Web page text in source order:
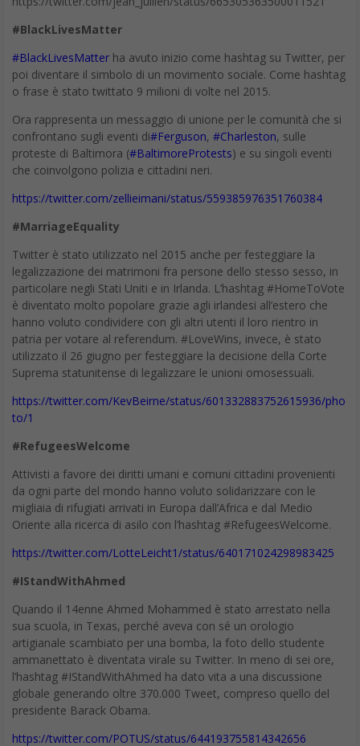
Le persone sono gli
ingredienti
dell’innovazione
DAFRANCESCO MARINO|6 DIC 2015|EVENTI DIGITALIC,TECH-
NEWS|
#SocialOrg Innovare significa mettere insieme:
integrare pensieri, suggestioni e dati molto diversi tra
Poche parole, l’innovazione si fa conversando. di
Alessandro Donadio* Quando si parla di processi di
innovazione quello che si evoca sempre è il momento
creativo, quello in cui la persona è attraversata dalla
scintilla e […]
#SocialOrg
Innovare significa mettere insieme: integrare pensieri,
emergere soluzioni impensabili prima. Poche parole,
l’innovazione si fa conversando.
di Alessandro Donadio *
Quando si parla di processi di innovazione quello che si evoca
attraversata dalla scintilla e vede finalmente ciò che altri non
vedono. Ma l’innovazione è qualcosa di ben diverso dal
spesso di una capacità di integrare suggestioni, pensieri e dati
molto diversi fra loro, che fanno emergere soluzioni non
pensabili senza questa ricchezza.
Si innova attraverso ridondanza, conversazione
permanente e luoghi abilitanti
Su questo tema amo ricordare un bel video Ted di Steven
Johnson (“Where the ideas come from”) in cui l’autore presenta